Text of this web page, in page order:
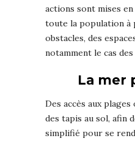
actions sont mises
toute la population à
obstacles, des
notamment le cas des
La mer
Des accès aux
des tapis au sol, afin
simplifié pour se